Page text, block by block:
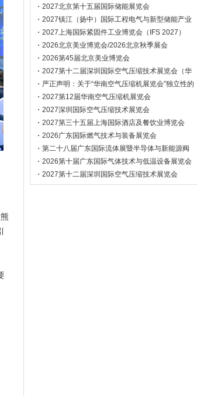
2027北京第十五届国际储能展览会
2027镇江（扬中）国际工程电气与新型储能产业
博览会
2027上海国际紧固件工业博览会（IFS 2027）
2026北京美业博览会/2026北京秋季展会
2026第45届北京美业博览会
2027第十二届深圳国际空气压缩技术展览会（华
南空压机展会）
严正声明：关于“华南空气压缩机展览会”独立性的
声明
2027第12届华南空气压缩机展览会
2027深圳国际空气压缩技术展览会
2027第三十五届上海国际酒店及餐饮业博览会
2026广东国际燃气技术与装备展览会
第二十八届广东国际流体展暨半导体与新能源阀
门管道展览会
2026第十届广东国际气体技术与低温设备展览会
2027第十二届深圳国际空气压缩技术展览会